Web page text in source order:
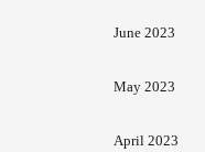
June 2023
May 2023
April 2023